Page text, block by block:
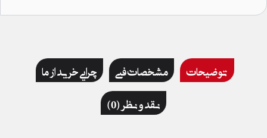
توضیحات مشخصات فنی
چرایی خرید از ما
نقد و نظر (0)